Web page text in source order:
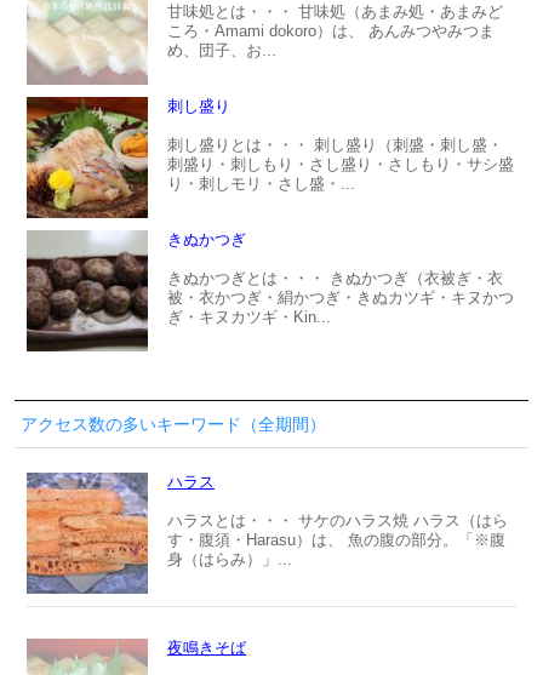
甘味処とは・・・ 甘味処（あまみ処・あまみど
ころ・Amami dokoro）は、 あんみつやみつま
め、団子、お...
刺し盛り
刺し盛りとは・・・ 刺し盛り（刺盛・刺し盛・
刺盛り・刺しもり・さし盛り・さしもり・サシ盛
り・刺しモリ・さし盛・...
きぬかつぎ
きぬかつぎとは・・・ きぬかつぎ（衣被ぎ・衣
被・衣かつぎ・絹かつぎ・きぬカツギ・キヌかつ
ぎ・キヌカツギ・Kin...
アクセス数の多いキーワード（全期間）
ハラス
ハラスとは・・・ サケのハラス焼 ハラス（はら
す・腹須・Harasu）は、 魚の腹の部分。「※腹
身（はらみ）」...
夜鳴きそば